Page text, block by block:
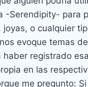
-Serendipity- para
joyas, o cualquier
evoque temas
haber registrado
en las
me pregunto: